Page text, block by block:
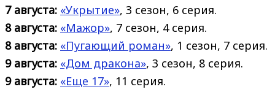
7 августа: «Укрытие», 3 сезон, 6 серия.
8 августа: «Мажор», 7 сезон, 4 серия.
8 августа: «Пугающий роман», 1 сезон, 7 серия.
9 августа: «Дом дракона», 3 сезон, 8 серия.
9 августа: «Еще 17», 11 серия.